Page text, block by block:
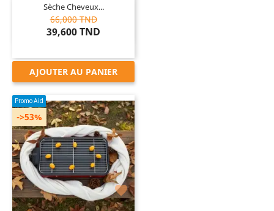
Sèche Cheveux...
66,000 TND
39,600 TND
AJOUTER AU PANIER

Promo Aid
->53%